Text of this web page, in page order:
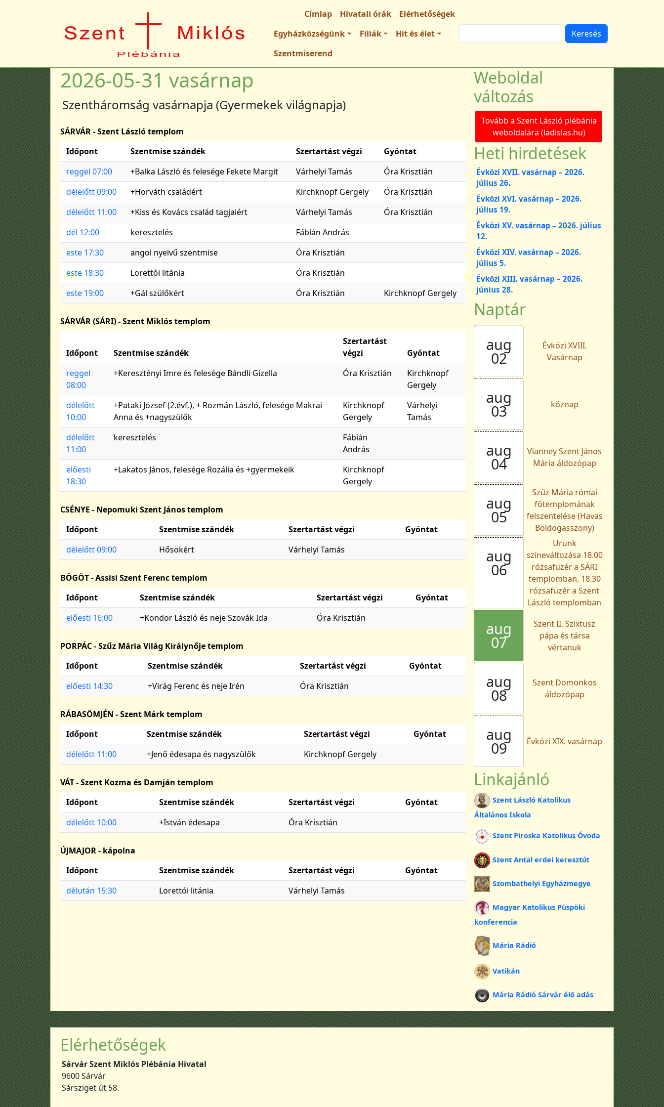
Fő navigációCímlap Hivatali órák
Elérhetőségek
Egyházközségünk
Filiák
Hit és élet
Szentmiserend
2026-05-31 vasárnap
Szentháromság vasárnapja (Gyermekek világnapja)
SÁRVÁR - Szent László templom
Időpont
Szentmise szándék Szertartást végzi
Gyóntat
reggel 07:00
+Balka László és felesége Fekete Margit Várhelyi Tamás
Óra Krisztián
délelőtt 09:00
+Horváth családért Kirchknopf Gergely
Óra Krisztián
délelőtt 11:00
+Kiss és Kovács család tagjaiért Várhelyi Tamás
Óra Krisztián
dél 12:00
keresztelés
Fábián András
este 17:30
angol nyelvű szentmise
Óra Krisztián
este 18:30
Lorettói litánia
Óra Krisztián
este 19:00
+Gál szülőkért Óra Krisztián Kirchknopf Gergely
SÁRVÁR (SÁRI) - Szent Miklós templom
Időpont Szentmise szándék
Szertartást
végzi
Gyóntat
reggel
08:00
+Keresztényi Imre és felesége Bándli Gizella Óra Krisztián
Kirchknopf
Gergely
délelőtt
10:00
+Pataki József (2.évf.), + Rozmán László, felesége Makrai
Anna és +nagyszülők
Kirchknopf
Gergely
Várhelyi
Tamás
délelőtt
11:00
keresztelés
Fábián
András
előesti
18:30
+Lakatos János, felesége Rozália és +gyermekeik
Kirchknopf
Gergely
CSÉNYE - Nepomuki Szent János templom
Időpont
Szentmise szándék Szertartást végzi
Gyóntat
délelőtt 09:00
Hősökért Várhelyi Tamás
BÖGÖT - Assisi Szent Ferenc templom
Időpont
Szentmise szándék Szertartást végzi
Gyóntat
előesti 16:00
+Kondor László és neje Szovák Ida Óra Krisztián
PORPÁC - Szűz Mária Világ Királynője templom
Időpont
Szentmise szándék Szertartást végzi
Gyóntat
előesti 14:30
+Virág Ferenc és neje Irén Óra Krisztián
RÁBASÖMJÉN - Szent Márk templom
Időpont
Szentmise szándék Szertartást végzi
Gyóntat
délelőtt 11:00
+Jenő édesapa és nagyszülők Kirchknopf Gergely
VÁT - Szent Kozma és Damján templom
Időpont
Szentmise szándék Szertartást végzi
Gyóntat
délelőtt 10:00
+István édesapa Óra Krisztián
ÚJMAJOR - kápolna
Időpont
Szentmise szándék Szertartást végzi
Gyóntat
délután 15:30
Lorettói litánia Várhelyi Tamás
Weboldal
változás
Tovább a Szent László plébánia
weboldalára (ladislas.hu)
Heti hirdetések
Évközi XVII. vasárnap – 2026.
július 26.
Évközi XVI. vasárnap – 2026.
július 19.
Évközi XV. vasárnap – 2026. július
12.
Évközi XIV. vasárnap – 2026.
július 5.
Évközi XIII. vasárnap – 2026.
június 28.
Naptár
aug
02
Évközi XVIII.
Vasárnap
aug
03 köznap
aug
04
Vianney Szent János
Mária áldozópap
aug
05
Szűz Mária római
főtemplomának
felszentelése (Havas
Boldogasszony)
aug
06
Urunk
színeváltozása 18.00
rózsafüzér a SÁRI
templomban, 18.30
rózsafüzér a Szent
László templomban
aug
07
Szent II. Szixtusz
pápa és társa
vértanuk
aug
08
Szent Domonkos
áldozópap
aug
09 Évközi XIX. vasárnap
Linkajánló
Szent László Katolikus
Általános Iskola
Szent Piroska Katolikus Óvoda
Szent Antal erdei keresztút
Szombathelyi Egyházmegye
Magyar Katolikus Püspöki
konferencia
Mária Rádió
Vatikán
Mária Rádió Sárvár élő adás
Elérhetőségek
Sárvár Szent Miklós Plébánia Hivatal
9600 Sárvár
Sársziget út 58.